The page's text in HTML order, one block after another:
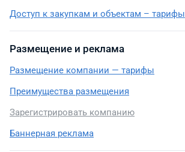
Доступ к закупкам и объектам – тарифы
Размещение и реклама
Размещение компании — тарифы
Преимущества размещения
Зарегистрировать компанию
Баннерная реклама